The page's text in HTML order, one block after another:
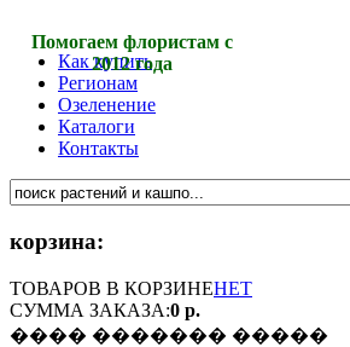
Помогаем флористам с
2012 года
Как купить
Регионам
Озеленение
Каталоги
Контакты
корзина:
ТОВАРОВ В КОРЗИНЕНЕТ
СУММА ЗАКАЗА:0 р.
���� ������� �����